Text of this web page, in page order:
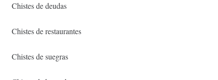
Chistes de deudas
Chistes de restaurantes
Chistes de suegras